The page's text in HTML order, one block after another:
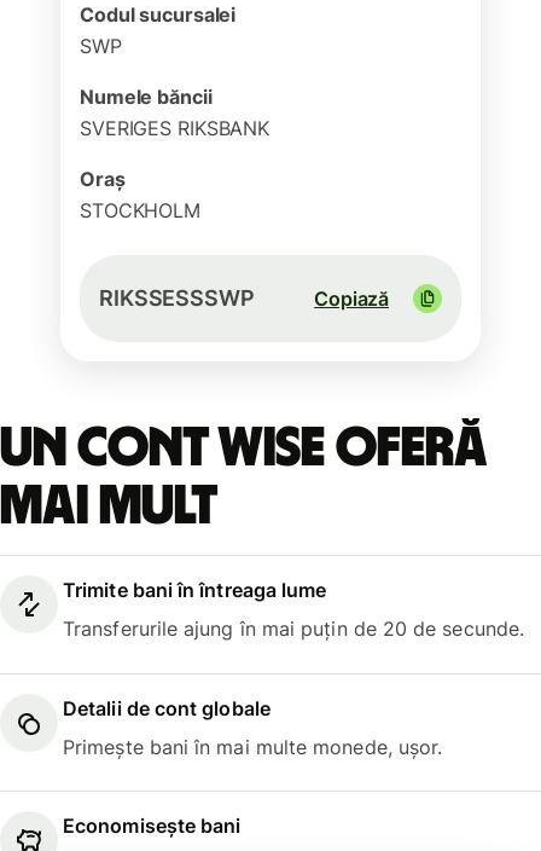
Codul sucursalei
SWP
Numele băncii
SVERIGES RIKSBANK
Oraș
STOCKHOLM
RIKSSESSSWP Copiază
Un cont Wise oferă
mai mult
Trimite bani în întreaga lume
Transferurile ajung în mai puțin de 20 de secunde.
Detalii de cont globale
Primește bani în mai multe monede, ușor.
Economisește bani